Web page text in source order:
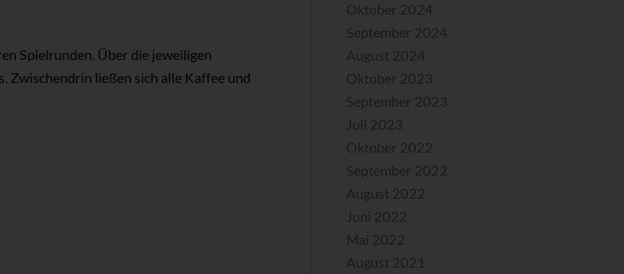
Spielrunden. Über die jeweiligen
Zwischendrin ließen sich alle Kaffee und
Oktober 2024
September 2024
August 2024
Oktober 2023
September 2023
Juli 2023
Oktober 2022
September 2022
August 2022
Juni 2022
Mai 2022
August 2021